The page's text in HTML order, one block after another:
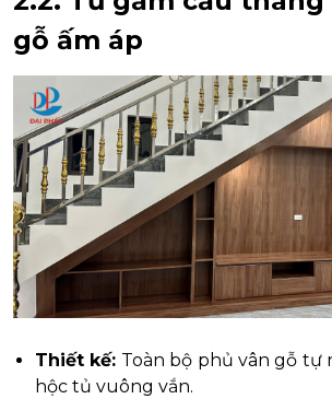
gỗ ấm áp
Thiết kế: Toàn bộ phủ vân gỗ tự
hộc tủ vuông vắn.